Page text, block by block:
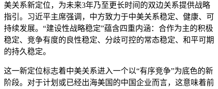
美关系新定位，为未来3年乃至更长时间的双边关系提供战略
指引。习近平主席强调，中方致力于中美关系稳定、健康、可
持续发展。“建设性战略稳定”蕴含四重内涵：合作为主的积极
稳定、竞争有度的良性稳定、分歧可控的常态稳定、和平可期
的持久稳定。
这一新定位标志着中美关系进入一个以“有序竞争”为底色的新
阶段。对于计划或已经出海美国的中国企业而言，这意味着前